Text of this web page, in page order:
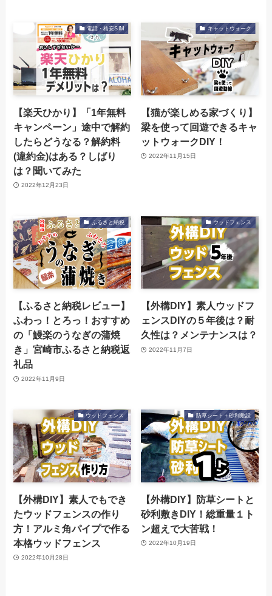
電話・格安SIM
【楽天ひかり】「1年無料
キャンペーン」途中で解約
したらどうなる？解約料
(違約金)はある？しばり
は？聞いてみた
2022年12月23日
キャットウォーク
【猫が楽しめる家づくり】
梁を使って回遊できるキャ
ットウォークDIY！
2022年11月15日
ふるさと納税
【ふるさと納税レビュー】
ふわっ！とろっ！おすすめ
の「鰻楽のうなぎの蒲焼
き」宮崎市ふるさと納税返
礼品
2022年11月9日
ウッドフェンス
【外構DIY】素人ウッドフ
ェンスDIYの５年後は？耐
久性は？メンテナンスは？
2022年11月7日
ウッドフェンス
【外構DIY】素人でもでき
たウッドフェンスの作り
方！アルミ角パイプで作る
本格ウッドフェンス
2022年10月28日
防草シート＋砂利敷設
【外構DIY】防草シートと
砂利敷きDIY！総重量１ト
ン超えで大苦戦！
2022年10月19日